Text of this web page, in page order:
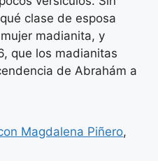
clase de esposa
madianita, y
que los madianitas
de Abrahám a
Magdalena Piñero,